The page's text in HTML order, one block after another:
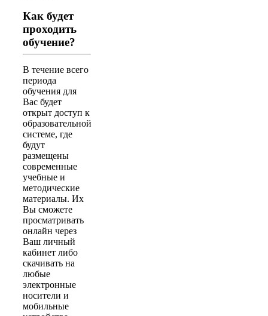
Как будет
проходить
обучение?
В течение всего
периода
обучения для
Вас будет
открыт доступ к
образовательной
системе, где
будут
размещены
современные
учебные и
методические
материалы. Их
Вы сможете
просматривать
онлайн через
Ваш личный
кабинет либо
скачивать на
любые
электронные
носители и
мобильные